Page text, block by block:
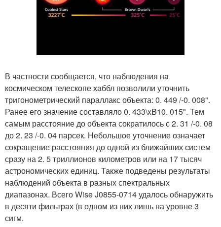
В частности сообщается, что наблюдения на
космическом телескопе хаббл позволили уточнить
тригонометрический параллакс объекта: 0. 449 /-0. 008".
Ранее его значение составляло 0. 433\xB10. 015". Тем
самым расстояние до объекта сократилось с 2. 31 /-0. 08
до 2. 23 /-0. 04 парсек. Небольшое уточнение означает
сокращение расстояния до одной из ближайших систем
сразу на 2. 5 триллионов километров или на 17 тысяч
астрономических единиц. Также подведены результаты
наблюдений объекта в разных спектральных
диапазонах. Всего Wise J0855-0714 удалось обнаружить
в десяти фильтрах (в одном из них лишь на уровне 3
сигм.